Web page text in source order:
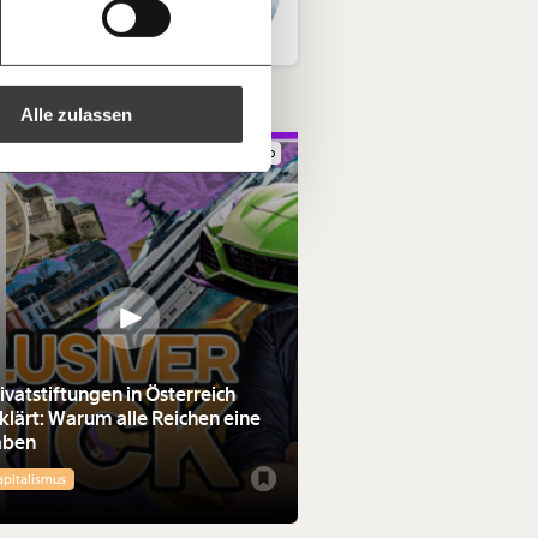
Alle zulassen
Spende verschenken.
1/3
Video
in Österreich
Warum alle Reichen eine